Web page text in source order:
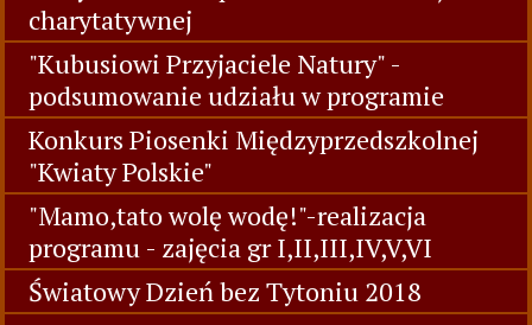
charytatywnej
"Kubusiowi Przyjaciele Natury" -
podsumowanie udziału w programie
Konkurs Piosenki Międzyprzedszkolnej
"Kwiaty Polskie"
"Mamo,tato wolę wodę!"-realizacja
programu - zajęcia gr I,II,III,IV,V,VI
Światowy Dzień bez Tytoniu 2018